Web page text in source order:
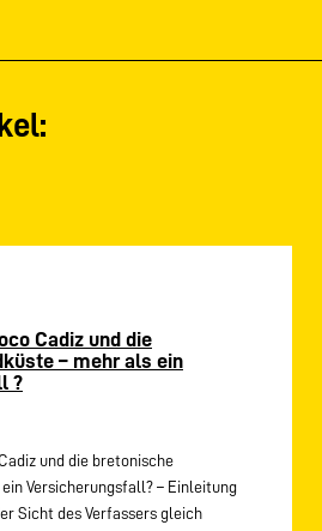
Cadiz und die
– mehr als ein
?
und die bretonische
Versicherungsfall? – Einleitung
Sicht des Verfassers gleich